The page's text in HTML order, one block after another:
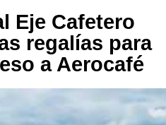
Eje Cafetero
regalías para
a Aerocafé